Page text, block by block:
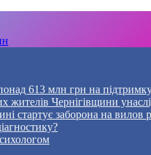
613 млн грн на
жителів Чернігівщини
стартує заборона на вилов